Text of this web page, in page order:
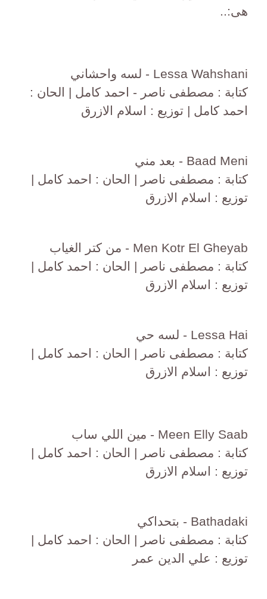
هى:..
Lessa Wahshani - لسه واحشاني
كتابة : مصطفى ناصر - احمد كامل | الحان :
احمد كامل | توزيع : اسلام الازرق
Baad Meni - بعد مني
كتابة : مصطفى ناصر | الحان : احمد كامل |
توزيع : اسلام الازرق
Men Kotr El Gheyab - من كتر الغياب
كتابة : مصطفى ناصر | الحان : احمد كامل |
توزيع : اسلام الازرق
Lessa Hai - لسه حي
كتابة : مصطفى ناصر | الحان : احمد كامل |
توزيع : اسلام الازرق
Meen Elly Saab - مين اللي ساب
كتابة : مصطفى ناصر | الحان : احمد كامل |
توزيع : اسلام الازرق
Bathadaki - بتحداكي
كتابة : مصطفى ناصر | الحان : احمد كامل |
توزيع : علي الدين عمر